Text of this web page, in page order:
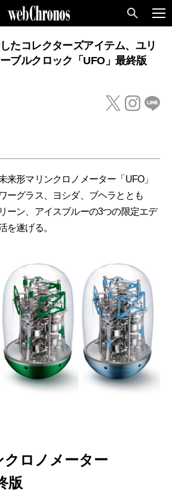
たコレクターズアイテム、ユリ
ブルクロック「UFO」最終版
来形マリンクロノメーター「UFO」
ーグラス、ヨシダ、ブヘラととも
ーン、アイスブルーの3つの限定エデ
を遂げる。
ロノメーター
版